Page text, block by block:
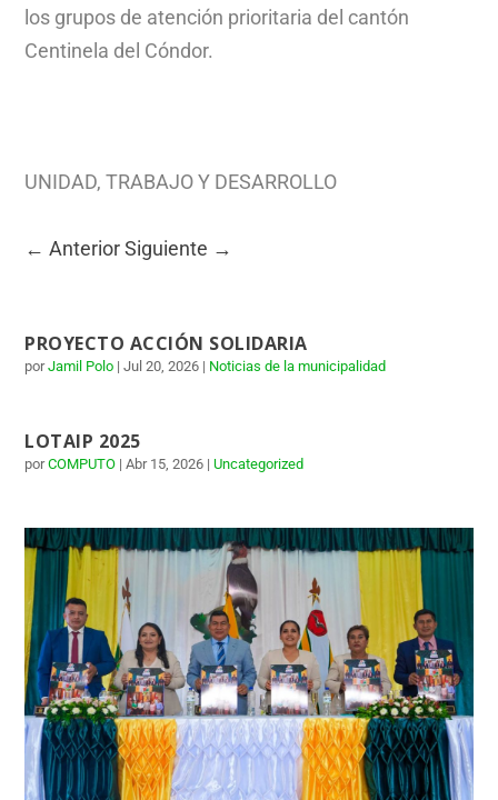
los grupos de atención prioritaria del cantón
Centinela del Cóndor.
UNIDAD, TRABAJO Y DESARROLLO
←Anterior Siguiente →
PROYECTO ACCIÓN SOLIDARIA
porJamil Polo |Jul 20, 2026 | Noticias de la municipalidad
LOTAIP 2025
porCOMPUTO |Abr 15, 2026 |Uncategorized